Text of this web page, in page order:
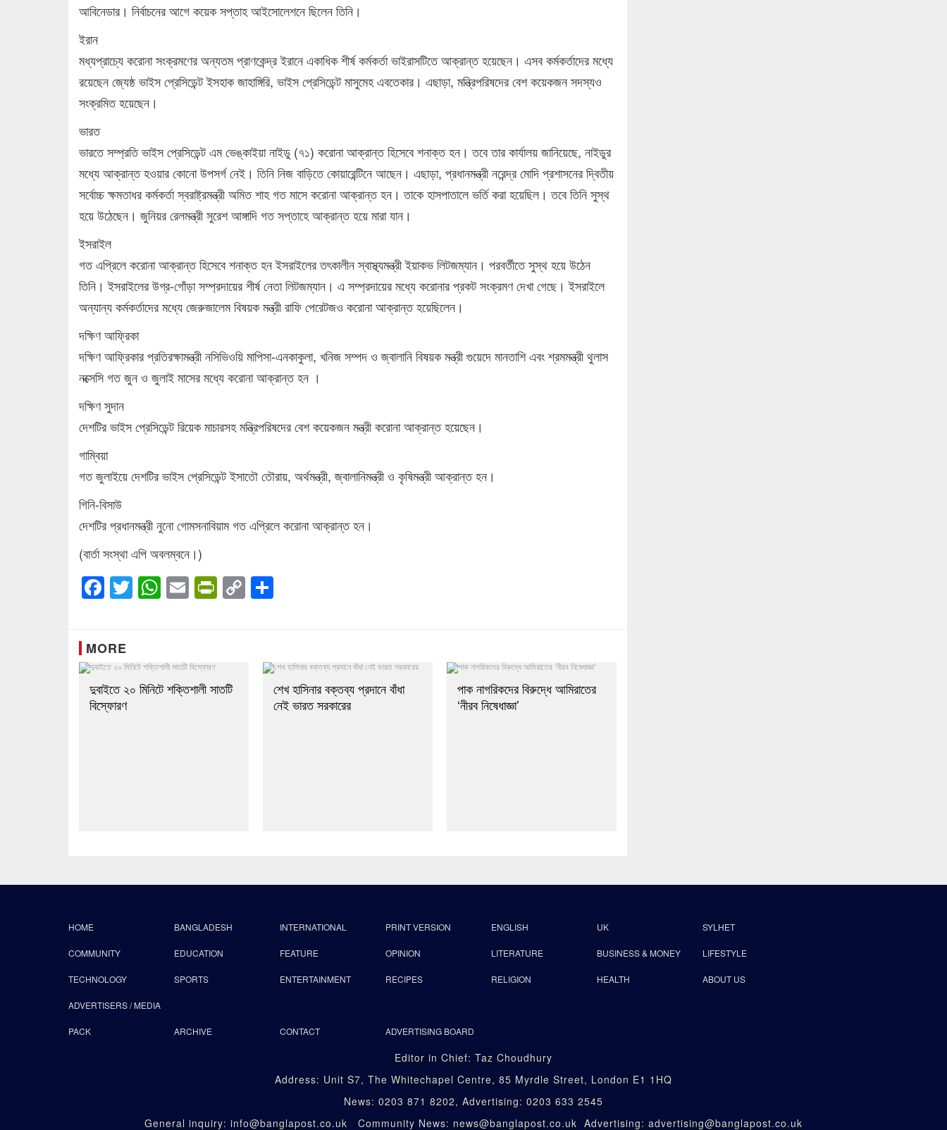
আবিনেডার। নির্বাচনের আগে কয়েক সপ্তাহ আইসোলেশনে ছিলেন তিনি।
ইরান
মধ্যপ্রাচ্যে করোনা সংক্রমণের অন্যতম প্রাণকেন্দ্র ইরানে একাধিক শীর্ষ কর্মকর্তা ভাইরাসটিতে আক্রান্ত হয়েছেন। এসব কর্মকর্তাদের মধ্যে
রয়েছেন জ্যেষ্ঠ ভাইস প্রেসিডেন্ট ইসহাক জাহাঙ্গিরি, ভাইস প্রেসিডেন্ট মাসুমেহ এবতেকার। এছাড়া, মন্ত্রিপরিষদের বেশ কয়েকজন সদস্যও
সংক্রমিত হয়েছেন।
ভারত
ভারতে সম্প্রতি ভাইস প্রেসিডেন্ট এম ভেঙ্কাইয়া নাইডু (৭১) করোনা আক্রান্ত হিসেবে শনাক্ত হন। তবে তার কার্যালয় জানিয়েছে, নাইডুর
মধ্যে আক্রান্ত হওয়ার কোনো উপসর্গ নেই। তিনি নিজ বাড়িতে কোয়ারেন্টিনে আছেন। এছাড়া, প্রধানমন্ত্রী নরেন্দ্র মোদি প্রশাসনের দ্বিতীয়
সর্বোচ্চ ক্ষমতাধর কর্মকর্তা স্বরাষ্ট্রমন্ত্রী অমিত শাহ গত মাসে করোনা আক্রান্ত হন। তাকে হাসপাতালে ভর্তি করা হয়েছিল। তবে তিনি সুস্থ
হয়ে উঠেছেন। জুনিয়র রেলমন্ত্রী সুরেশ আঙ্গাদি গত সপ্তাহে আক্রান্ত হয়ে মারা যান।
ইসরাইল
গত এপ্রিলে করোনা আক্রান্ত হিসেবে শনাক্ত হন ইসরাইলের তৎকালীন স্বাস্থ্যমন্ত্রী ইয়াকভ লিটজম্যান। পরবর্তীতে সুস্থ হয়ে উঠেন
তিনি। ইসরাইলের উগ্র-গোঁড়া সম্প্রদায়ের শীর্ষ নেতা লিটজম্যান। এ সম্প্রদায়ের মধ্যে করোনার প্রকট সংক্রমণ দেখা গেছে। ইসরাইলে
অন্যান্য কর্মকর্তাদের মধ্যে জেরুজালেম বিষয়ক মন্ত্রী রাফি পেরেটজও করোনা আক্রান্ত হয়েছিলেন।
দক্ষিণ আফ্রিকা
দক্ষিণ আফ্রিকার প্রতিরক্ষামন্ত্রী নসিভিওয়ি মাপিসা-এনকাকুলা, খনিজ সম্পদ ও জ্বালানি বিষয়ক মন্ত্রী গুয়েদে মানতাশি এবং শ্রমমন্ত্রী থুলাস
নক্সেসি গত জুন ও জুলাই মাসের মধ্যে করোনা আক্রান্ত হন ।
দক্ষিণ সুদান
দেশটির ভাইস প্রেসিডেন্ট রিয়েক মাচারসহ মন্ত্রিপরিষদের বেশ কয়েকজন মন্ত্রী করোনা আক্রান্ত হয়েছেন।
গাম্বিয়া
গত জুলাইয়ে দেশটির ভাইস প্রেসিডেন্ট ইসাতৌ তৌরায়, অর্থমন্ত্রী, জ্বালানিমন্ত্রী ও কৃষিমন্ত্রী আক্রান্ত হন।
গিনি-বিসাউ
দেশটির প্রধানমন্ত্রী নুনো গোমসনাবিয়াম গত এপ্রিলে করোনা আক্রান্ত হন।
(বার্তা সংস্থা এপি অবলম্বনে।)
Facebook
Twitter
WhatsApp
EmailPrintFriendly
Copy
Link
MORE
দুবাইতে ২০ মিনিটে শক্তিশালী সাতটি
বিস্ফোরণ
শেখ হাসিনার বক্তব্য প্রদানে বাঁধা
নেই ভারত সরকারের
পাক নাগরিকদের বিরুদ্ধে আমিরাতের
‘নীরব নিষেধাজ্ঞা’
HOME BANGLADESH INTERNATIONAL PRINT VERSION ENGLISH UK SYLHET
COMMUNITY EDUCATION FEATURE OPINION LITERATURE BUSINESS & MONEY LIFESTYLE
TECHNOLOGY SPORTS ENTERTAINMENT RECIPES RELIGION HEALTH ABOUT US
ADVERTISERS / MEDIA
PACK ARCHIVE CONTACT ADVERTISING BOARD
Editor in Chief: Taz Choudhury
Address: Unit S7, The Whitechapel Centre, 85 Myrdle Street, London E1 1HQ
News: 0203 871 8202, Advertising: 0203 633 2545
General inquiry: info@banglapost.co.uk Community News: news@banglapost.co.uk Advertising: advertising@banglapost.co.uk